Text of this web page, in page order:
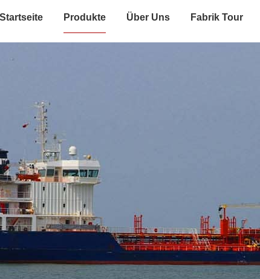
Startseite Produkte Über Uns Fabrik Tour